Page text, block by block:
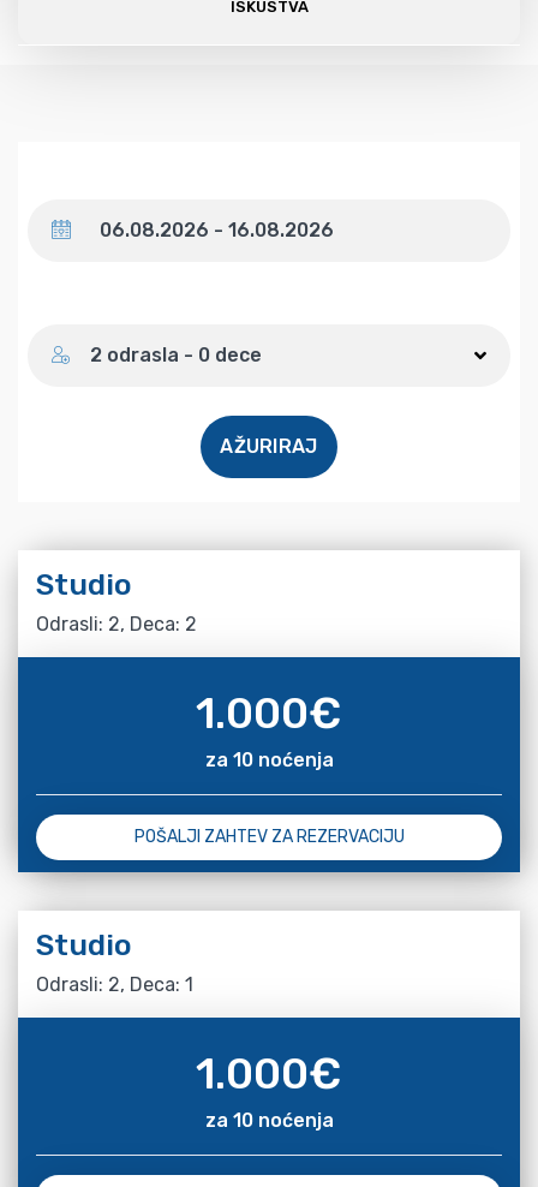
ISKUSTVA
2 odrasla - 0 dece
AŽURIRAJ
Studio
Odrasli: 2, Deca: 2
1.000€
za 10 noćenja
POŠALJI ZAHTEV ZA REZERVACIJU
Studio
Odrasli: 2, Deca: 1
1.000€
za 10 noćenja